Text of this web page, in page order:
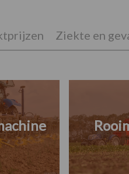
Ziekte en